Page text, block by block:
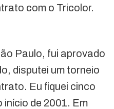
com o Tricolor.
Paulo, fui aprovado
disputei um torneio
Eu fiquei cinco
início de 2001. Em